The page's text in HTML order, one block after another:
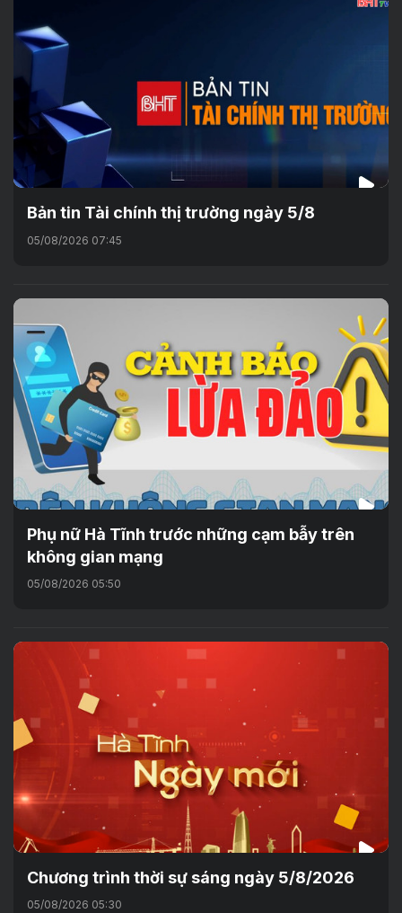
Bản tin Tài chính thị trường ngày 5/8
05/08/2026 07:45
Phụ nữ Hà Tĩnh trước những cạm bẫy trên
không gian mạng
05/08/2026 05:50
Chương trình thời sự sáng ngày 5/8/2026
05/08/2026 05:30